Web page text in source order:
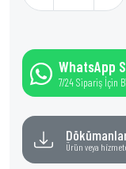
WhatsApp
7/24 Sipariş İçin
Ürün veya